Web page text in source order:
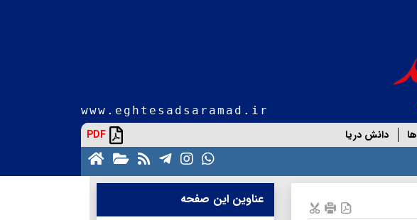
www.eghtesadsaramad.ir
دانش دریا PDF
عناوین این صفحه